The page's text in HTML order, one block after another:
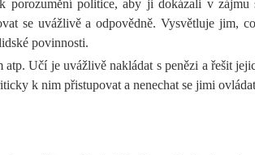
politice, aby ji dokázali v
se uvážlivě a odpovědně. Vysvětluje jim,
povinnosti.
Učí je uvážlivě nakládat s penězi a řešit
k nim přistupovat a nenechat se jimi